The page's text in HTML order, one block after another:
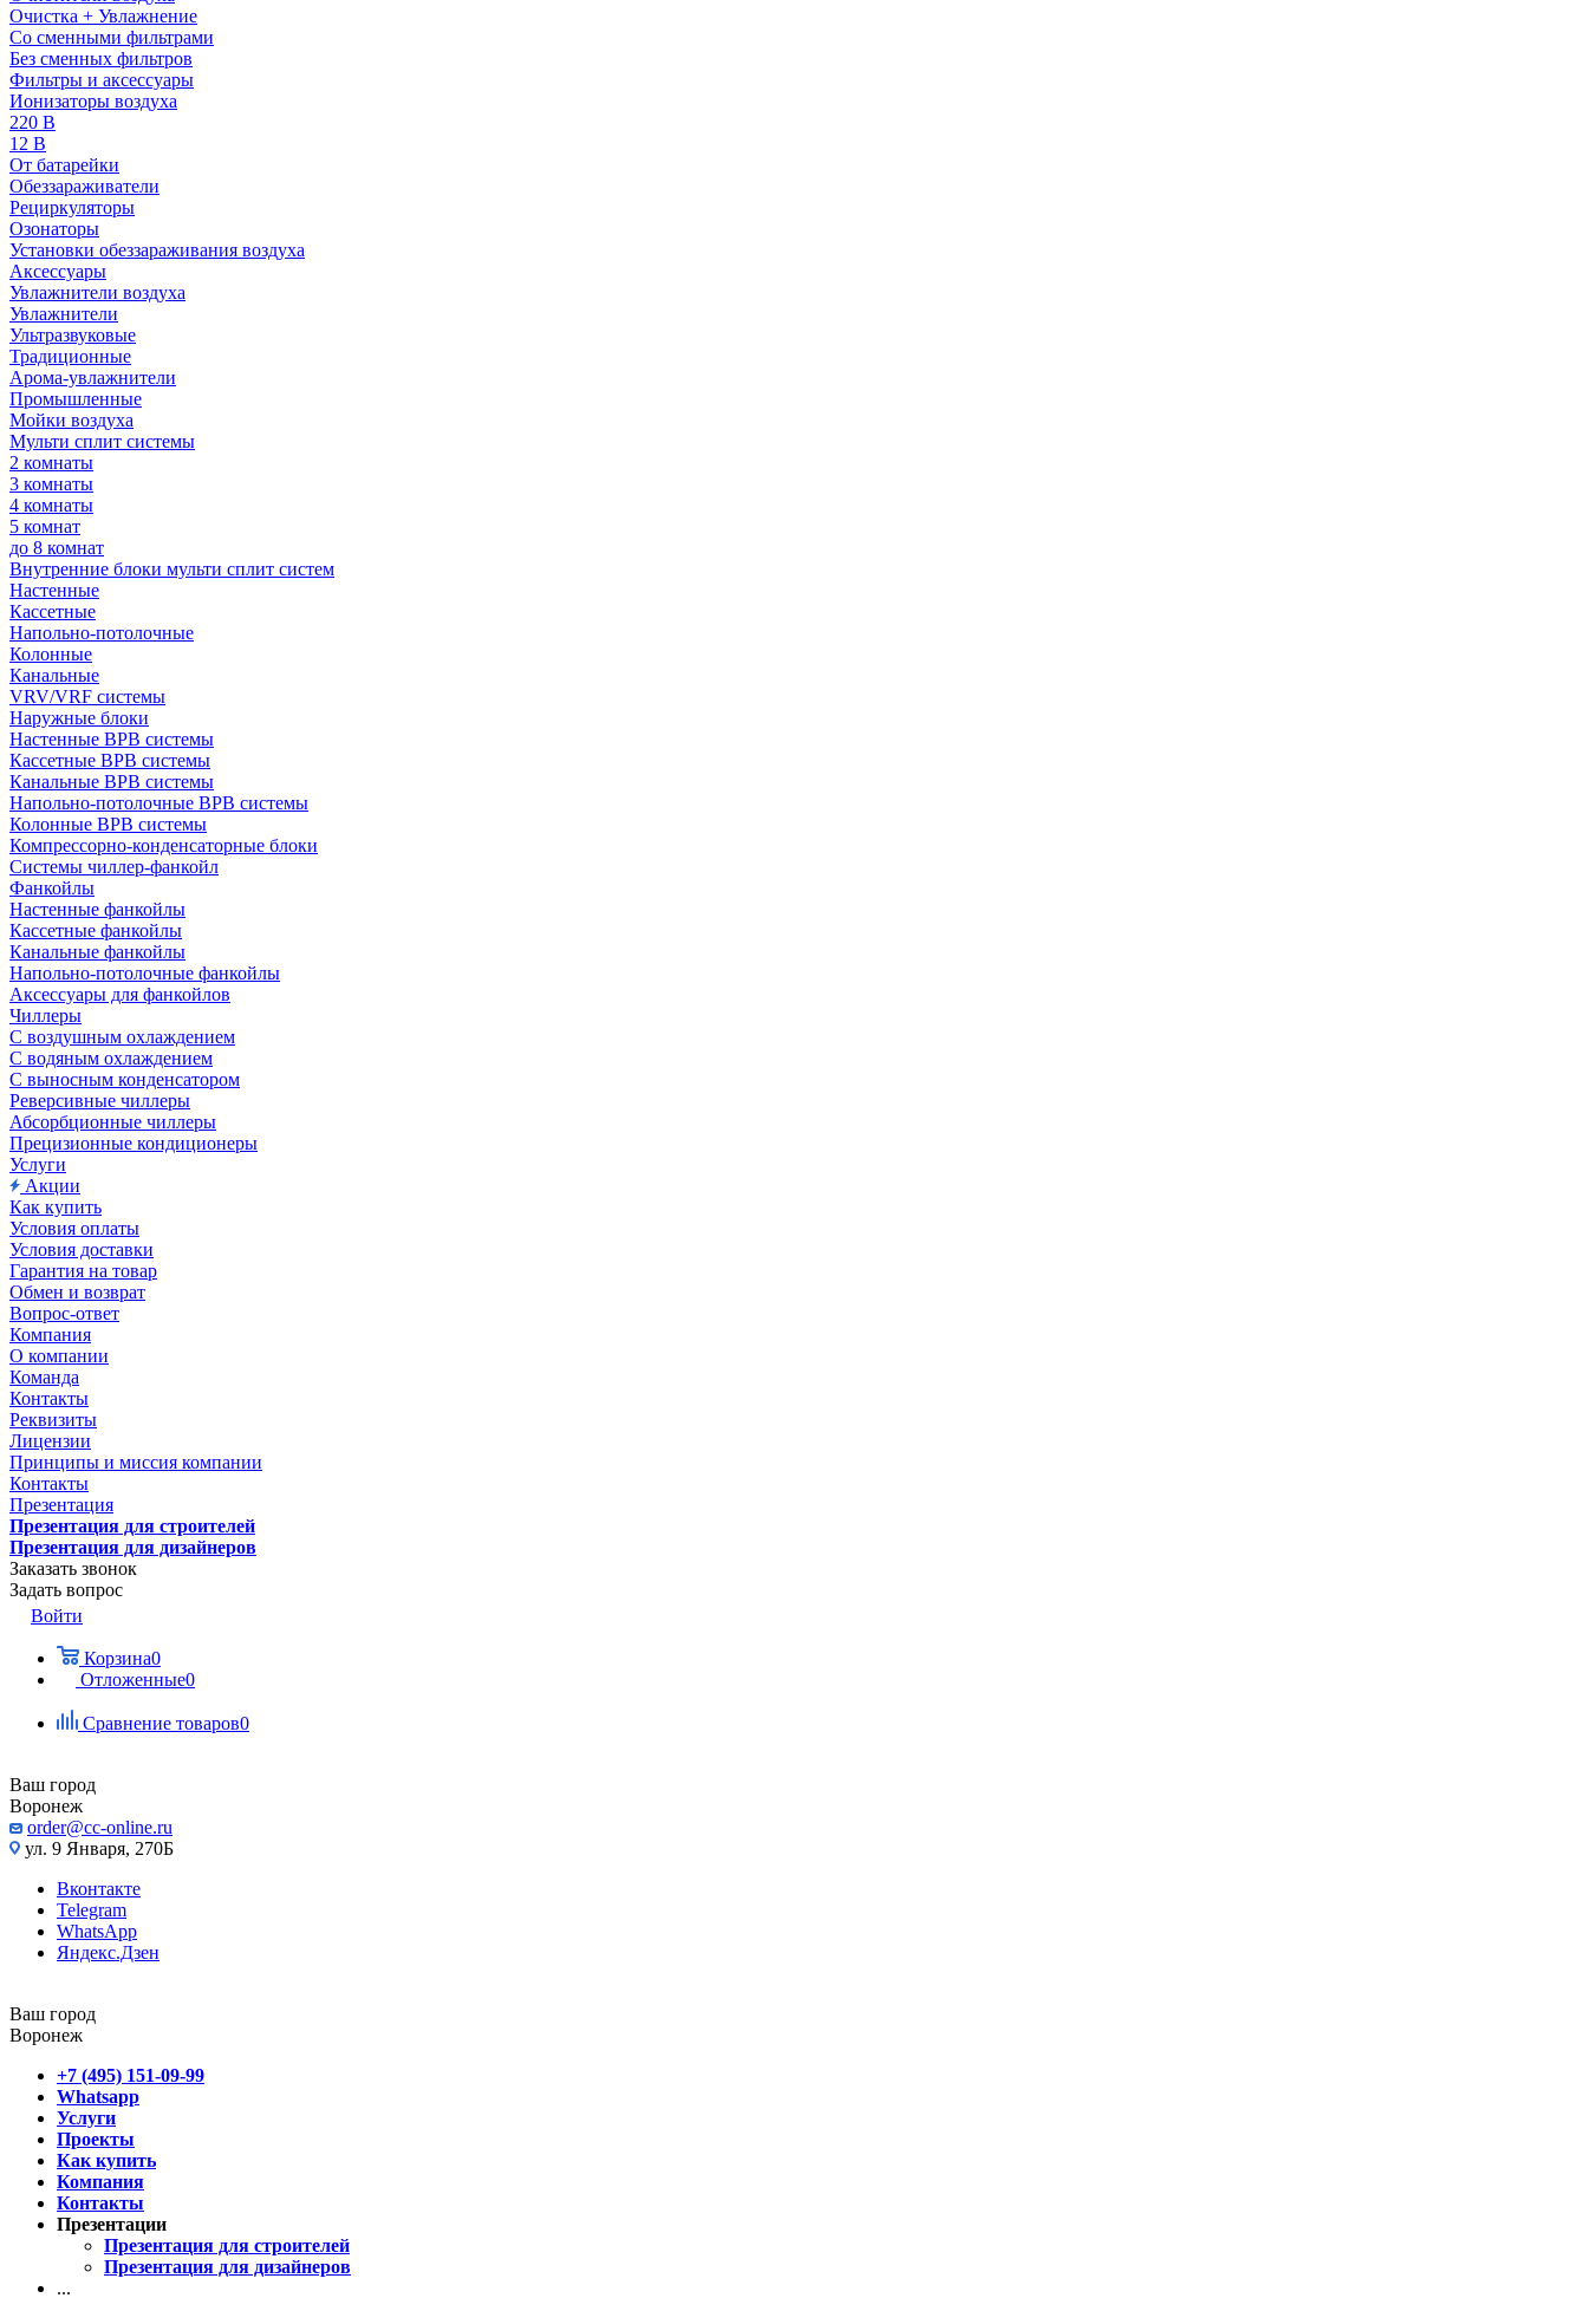
Очистка + Увлажнение
Cо сменными фильтрами
Без сменных фильтров
Фильтры и аксессуары
Ионизаторы воздуха
220 В
12 В
От батарейки
Обеззараживатели
Рециркуляторы
Озонаторы
Установки обеззараживания воздуха
Аксессуары
Увлажнители воздуха
Увлажнители
Ультразвуковые
Традиционные
Арома-увлажнители
Промышленные
Мойки воздуха
Мульти сплит системы
2 комнаты
3 комнаты
4 комнаты
5 комнат
до 8 комнат
Внутренние блоки мульти сплит систем
Настенные
Кассетные
Напольно-потолочные
Колонные
Канальные
VRV/VRF системы
Наружные блоки
Настенные ВРВ системы
Кассетные ВРВ системы
Канальные ВРВ системы
Напольно-потолочные ВРВ системы
Колонные ВРВ системы
Компрессорно-конденсаторные блоки
Системы чиллер-фанкойл
Фанкойлы
Настенные фанкойлы
Кассетные фанкойлы
Канальные фанкойлы
Напольно-потолочные фанкойлы
Аксессуары для фанкойлов
Чиллеры
С воздушным охлаждением
С водяным охлаждением
С выносным конденсатором
Реверсивные чиллеры
Абсорбционные чиллеры
Прецизионные кондиционеры
Услуги
Акции
Как купить
Условия оплаты
Условия доставки
Гарантия на товар
Обмен и возврат
Вопрос-ответ
Компания
О компании
Команда
Контакты
Реквизиты
Лицензии
Принципы и миссия компании
Контакты
Презентация
Презентация для строителей
Презентация для дизайнеров
Заказать звонок
Задать вопрос
Войти
Корзина0
Отложенные0
Сравнение товаров0
Ваш город
Воронеж
order@cc-online.ru
ул. 9 Января, 270Б
Вконтакте
Telegram
WhatsApp
Яндекс.Дзен
Ваш город
Воронеж
+7 (495) 151-09-99
Whatsapp
Услуги
Проекты
Как купить
Компания
Контакты
Презентации
Презентация для строителей
Презентация для дизайнеров
...